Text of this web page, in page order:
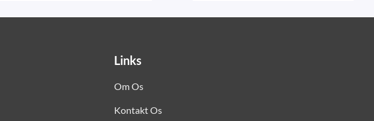
Links
Om Os
Kontakt Os